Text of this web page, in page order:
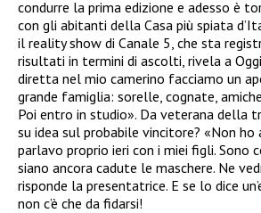
condurre la prima edizione e adesso è
con gli abitanti della Casa più spiata
il reality show di Canale 5, che sta
risultati in termini di ascolti, rivela a
diretta nel mio camerino facciamo un
grande famiglia: sorelle, cognate,
Poi entro in studio». Da veterana della
su idea sul probabile vincitore? «Non ho
parlavo proprio ieri con i miei figli. Sono
siano ancora cadute le maschere. Ne
risponde la presentatrice. E se lo dice
non c’è che da fidarsi!